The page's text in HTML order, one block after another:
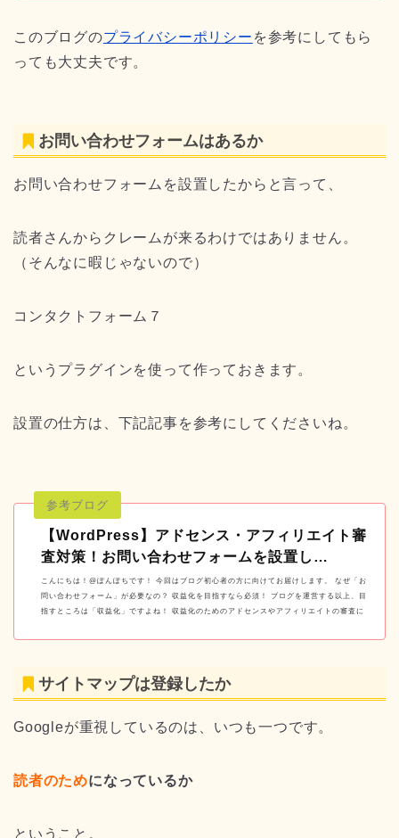
このブログのプライバシーポリシー を参考にしてもら
っても大丈夫です。
お問い合わせフォームはあるか
お問い合わせフォームを設置したからと言って、
読者さんからクレームが来るわけではありません。
（そんなに暇じゃないので）
コンタクトフォーム７
というプラグインを使って作っておきます。
設置の仕方は、下記記事を参考にしてくださいね。
【WordPress】アドセンス・アフィリエイト審
査対策！お問い合わせフォームを設置し…
こんにちは！@ぽんぽちです！ 今回はブログ初心者の方に向けてお届けします。 なぜ「お
問い合わせフォーム」が必要なの？ 収益化を目指すなら必須！ ブログを運営する以上、目
指すところは「収益化」ですよね！ 収益化のためのアドセンスやアフィリエイトの審査に
サイトマップは登録したか
Googleが重視しているのは、いつも一つです。
読者のためになっているか
ということ。